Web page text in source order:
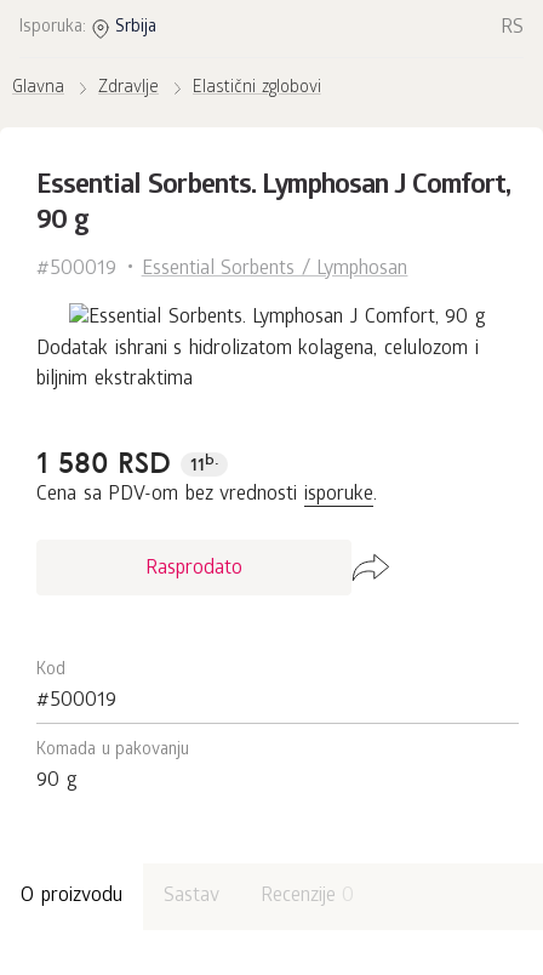
Isporuka: Srbija RS
Glavna Zdravlje Elastični zglobovi
Essential Sorbents. Lymphosan J Comfort,
90 g
#500019 Essential Sorbents / Lymphosan
Dodatak ishrani s hidrolizatom kolagena, celulozom i
biljnim ekstraktima
1 580 RSD 11b.
Cena sa PDV-om bez vrednosti isporuke.
Rasprodato
Kod
#500019
Komada u pakovanju
90 g
O proizvodu Sastav Recenzije 0